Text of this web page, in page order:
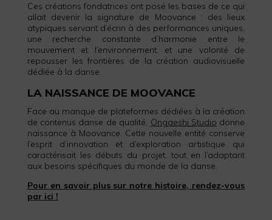
Ces créations fondatrices ont posé les bases de ce qui
allait devenir la signature de Moovance : des lieux
atypiques servant d’écrin à des performances uniques,
une recherche constante d’harmonie entre le
mouvement et l’environnement, et une volonté de
repousser les frontières de la création audiovisuelle
dédiée à la danse.
LA NAISSANCE DE MOOVANCE
Face au manque de plateformes dédiées à la création
de contenus danse de qualité, Ongaeshi Studio donne
naissance à Moovance. Cette nouvelle entité conserve
l’esprit d’innovation et d’exploration artistique qui
caractérisait les débuts du projet, tout en l’adaptant
aux besoins spécifiques du monde de la danse.
Pour en savoir plus sur notre histoire, rendez-vous
par ici !